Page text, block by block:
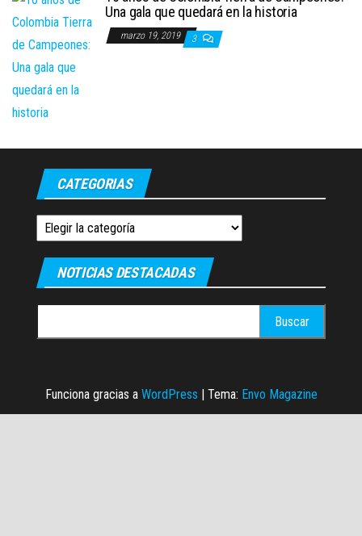
Una gala que quedará en la historia
marzo 19, 2019 3
CATEGORIAS
Categorias
NOTICIAS DESTACADAS
Funciona gracias a WordPress | Tema: Envo Magazine